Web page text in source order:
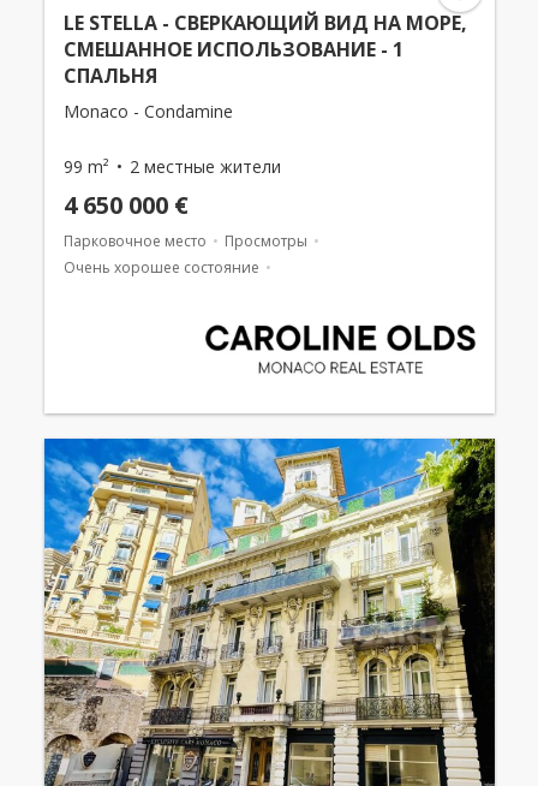
LE STELLA - СВЕРКАЮЩИЙ ВИД НА МОРЕ,
СМЕШАННОЕ ИСПОЛЬЗОВАНИЕ - 1
СПАЛЬНЯ
Monaco - Condamine
99 m² 2 местные жители
4 650 000 €
Парковочное место
Просмотры
Очень хорошее состояние